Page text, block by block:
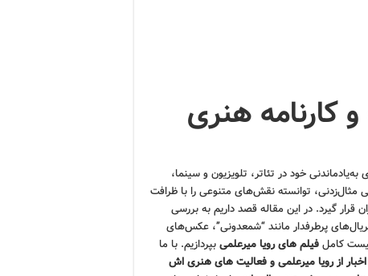
کارنامه هنری
خود در تئاتر، تلویزیون و سینما،
مثال‌زدنی، توانسته نقش‌های متنوعی را با ظرافت
گیرد. در این مقاله قصد داریم به بررسی
پرطرفدار مانند “شمعدونی”، عکس‌های
کاملفیلم های رویا میرعلمیبپردازیم. با ما
از رویا میرعلمی و فعالیت های هنری اش